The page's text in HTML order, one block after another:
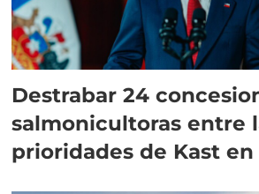
Destrabar 24
salmonicultoras entre
prioridades de Kast